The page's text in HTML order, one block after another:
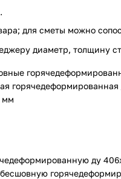
для сметы можно
диаметр, толщину
мм
ду